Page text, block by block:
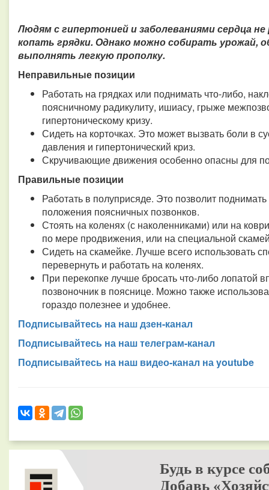
Людям с гипертонией и заболеваниями сердца
копать грядки. Однако можно собирать урожай,
выполнять легкую прополку.
Неправильные позиции
Работать на грядках или поднимать что-либо,
поясничному радикулиту, ишиасу, грыже
гипертоническому кризу.
Сидеть на корточках. Это может вызвать боли в
давления и гипертонический криз.
Скручивающие движения особенно опасны для
Правильные позиции
Работать в полуприсяде. Это позволит
положения поясничных позвонков.
Стоять на коленях (с наколенниками) или на
по мере продвижения, или на специальной
Сидеть на скамейке. Лучше всего использовать
перевернуть и работать на коленях.
При перекопке лучше бросать что-либо лопатой
позвоночник в пояснице. Можно также
гораздо полезнее и удобнее.
Подписывайтесь на наш дзен-канал
Подписывайтесь на наш телеграм-канал
Подписывайтесь на наш видео-канал на youtube
Будь в курсе
Добавь